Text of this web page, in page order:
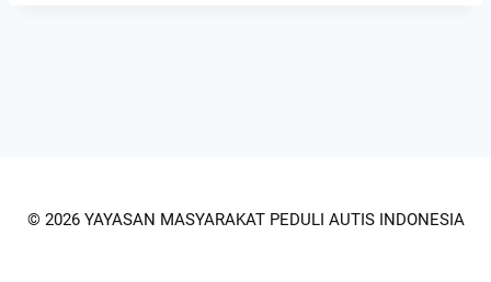
© 2026 YAYASAN MASYARAKAT PEDULI AUTIS INDONESIA